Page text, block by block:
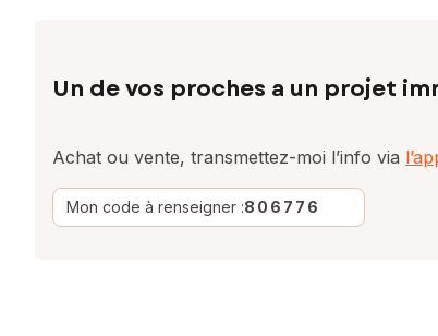
Un de vos proches a un projet
Achat ou vente, transmettez-moi l’info via
Mon code à renseigner :806776